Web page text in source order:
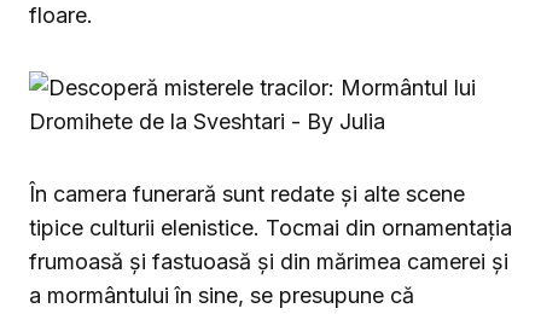
floare.
În camera funerară sunt redate și alte scene
tipice culturii elenistice. Tocmai din ornamentația
frumoasă și fastuoasă și din mărimea camerei și
a mormântului în sine, se presupune că